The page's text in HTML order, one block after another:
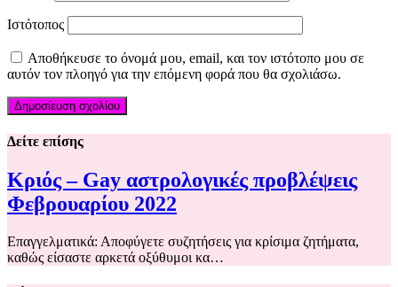
Ιστότοπος
Αποθήκευσε το όνομά μου, email, και τον ιστότοπο μου σε
αυτόν τον πλοηγό για την επόμενη φορά που θα σχολιάσω.
Δείτε επίσης
Κριός – Gay αστρολογικές προβλέψεις
Φεβρουαρίου 2022
Επαγγελματικά: Αποφύγετε συζητήσεις για κρίσιμα ζητήματα,
καθώς είσαστε αρκετά οξύθυμοι κα…